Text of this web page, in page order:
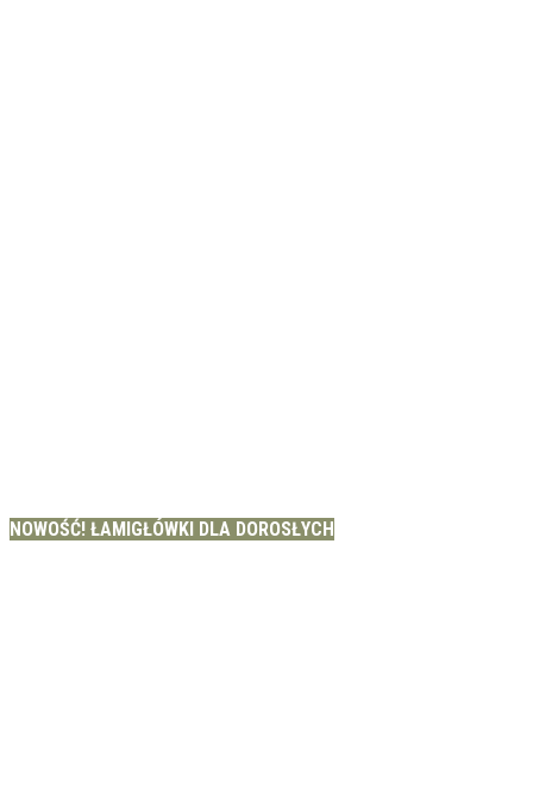
NOWOŚĆ! ŁAMIGŁÓWKI DLA DOROSŁYCH